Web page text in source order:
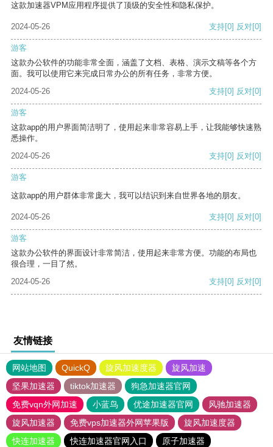
这款加速器VPM应用程序提供了顶级的安全性和隐私保护。
2024-05-26 支持[0] 反对[0]
游客
这款办公软件的功能非常全面，涵盖了文档、表格、演示文稿等各个方
面。我可以使用它来完成日常办公的所有任务，非常方便。
2024-05-26
支持[0] 反对[0]
游客
这款app的用户界面简洁明了，使用起来非常容易上手，让我能够快速熟
悉操作。
2024-05-26
支持[0] 反对[0]
游客
这款app的用户群体非常庞大，我可以结识到来自世界各地的朋友。
2024-05-26 支持[0] 反对[0]
游客
这款办公软件的界面设计非常简洁，使用起来非常方便。功能的布局也
很合理，一目了然。
2024-05-26
支持[0] 反对[0]
友情链接
网站地图 QuickQ 旋风加速度器
旋风加速
坚果加速器
tiktok加速器
狗急加速器官网
免费vqn外网加速
小蓝鸟 优途加速器官网
风驰加速器
旋风加速器
免费vps加速器外网苹果版
旋风加速度器
快连加速器
快连加速器官网入口
原子加速器